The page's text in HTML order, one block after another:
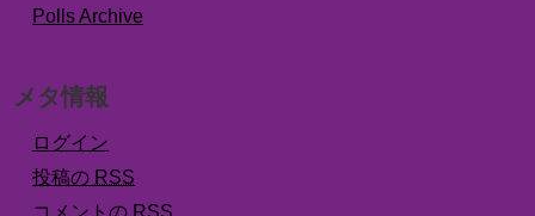
Polls Archive
メタ情報
ログイン
投稿の RSS